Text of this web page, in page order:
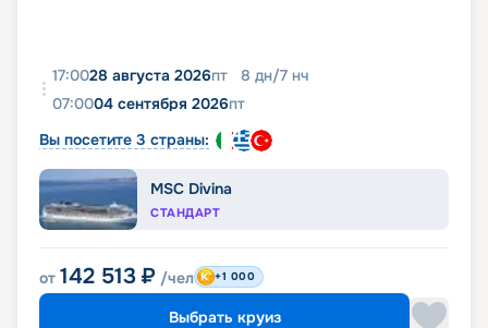
17:0028 августа 2026пт 8 дн/7 нч
07:0004 сентября 2026пт
Вы посетите 3 страны:
MSC Divina
СТАНДАРТ
от 142 513 ₽ /чел +1 000
Выбрать круиз